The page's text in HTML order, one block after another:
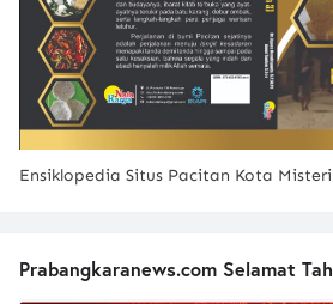
Ensiklopedia Situs Pacitan Kota
Prabangkaranews.com Selamat